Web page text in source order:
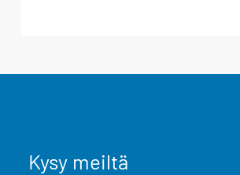
Kysy meiltä